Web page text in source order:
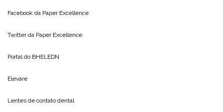
Facebook da Paper Excellence
Twitter da Paper Excellence
Portal do BHELEDN
Elevare
Lentes de contato dental